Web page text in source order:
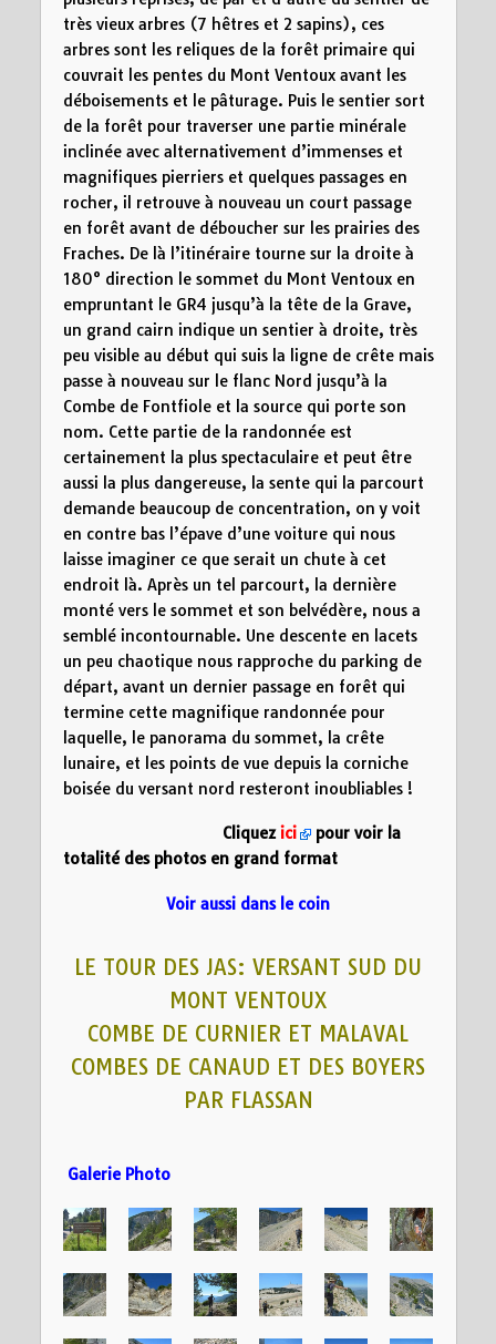
très vieux arbres (7 hêtres et 2 sapins), ces
arbres sont les reliques de la forêt primaire qui
couvrait les pentes du Mont Ventoux avant les
déboisements et le pâturage. Puis le sentier sort
de la forêt pour traverser une partie minérale
inclinée avec alternativement d’immenses et
magnifiques pierriers et quelques passages en
rocher, il retrouve à nouveau un court passage
en forêt avant de déboucher sur les prairies des
Fraches. De là l’itinéraire tourne sur la droite à
180° direction le sommet du Mont Ventoux en
empruntant le GR4 jusqu’à la tête de la Grave,
un grand cairn indique un sentier à droite, très
peu visible au début qui suis la ligne de crête mais
passe à nouveau sur le flanc Nord jusqu’à la
Combe de Fontfiole et la source qui porte son
nom. Cette partie de la randonnée est
certainement la plus spectaculaire et peut être
aussi la plus dangereuse, la sente qui la parcourt
demande beaucoup de concentration, on y voit
en contre bas l’épave d’une voiture qui nous
laisse imaginer ce que serait un chute à cet
endroit là. Après un tel parcourt, la dernière
monté vers le sommet et son belvédère, nous a
semblé incontournable. Une descente en lacets
un peu chaotique nous rapproche du parking de
départ, avant un dernier passage en forêt qui
termine cette magnifique randonnée pour
laquelle, le panorama du sommet, la crête
lunaire, et les points de vue depuis la corniche
boisée du versant nord resteront inoubliables !
Cliquez ici
pour voir la
totalité des photos en grand format
Voir aussi dans le coin
LE TOUR DES JAS: VERSANT SUD DU
MONT VENTOUX
COMBE DE CURNIER ET MALAVAL
COMBES DE CANAUD ET DES BOYERS
PAR FLASSAN
Galerie Photo